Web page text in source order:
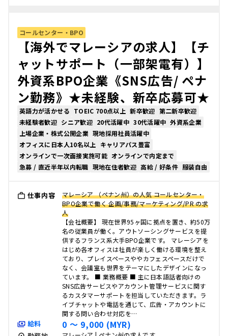
コールセンター・BPO
【海外でマレーシアの求人】【チ
ャットサポート（一部架電有）】
外資系BPO企業《SNS広告/ ペナ
ン勤務》★未経験、新卒応募可★
英語力が活かせる TOEIC 700点以上 新卒歓迎 第二新卒歓迎
未経験者歓迎 シニア歓迎 20代活躍中 30代活躍中 外資系企業
上場企業・株式公開企業 現地採用社員活躍中
オフィスに日本人10名以上
キャリアパス豊富
オンラインで一次面接実施可能 オンラインで内定まで
急募 / 直近半年以内転職 現地在住者歓迎 高給 / 好条件 服装自由
仕事内容
マレーシア （ペナン州）の人気 コールセンター・
BPO企業で働く 企画/事務/マーケティング/PR の求
人
【会社概要】 現在世界95ヶ国に拠点を置き、約50万
名の従業員が働く。アウトソーシングサービスを提
供するフランス系大手BPO企業です。 マレーシアを
はじめ各オフィスは社員が楽しく働ける環境を整え
ており、プレイスペースややカフェスペースだけで
なく、会議室も世界をテーマにしたデザインになっ
ています。 ■ 業務概要 ■ 主に日本語話者向けの
SNS広告サービスやアカウント管理サービスに関す
るカスタマーサポートを担当していただきます。ラ
イブチャットや電話を通じて、広告・アカウントに
関する問い合わせ対応を…
給料 0 〜 9,000 (MYR)